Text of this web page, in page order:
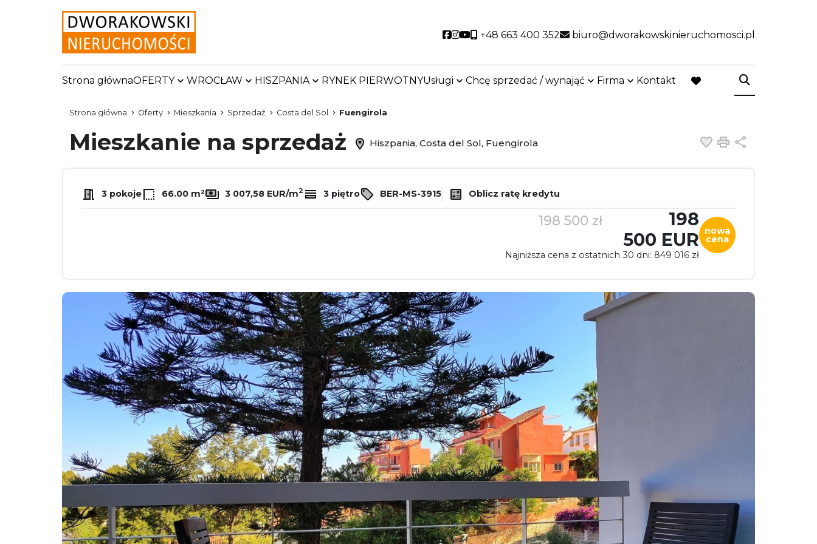
Social link
Social link
Social link
+48 663 400 352 biuro@dworakowskinieruchomosci.pl
Strona głównaOFERTY WROCŁAW HISZPANIA RYNEK PIERWOTNYUsługi Chcę sprzedać / wynająć Firma Kontakt
favorite
Strona główna Oferty Mieszkania Sprzedaż Costa del Sol Fuengirola
Mieszkanie na sprzedaż Hiszpania, Costa del Sol, Fuengirola Dodaj do
Drukuj
3 pokoje 66.00 m² 3 007,58 EUR/m2 3 piętro BER-MS-3915 Oblicz ratę kredytu
198 500 zł
198
500 EUR
Najniższa cena z ostatnich 30 dni: 849 016 zł
nowa
cena